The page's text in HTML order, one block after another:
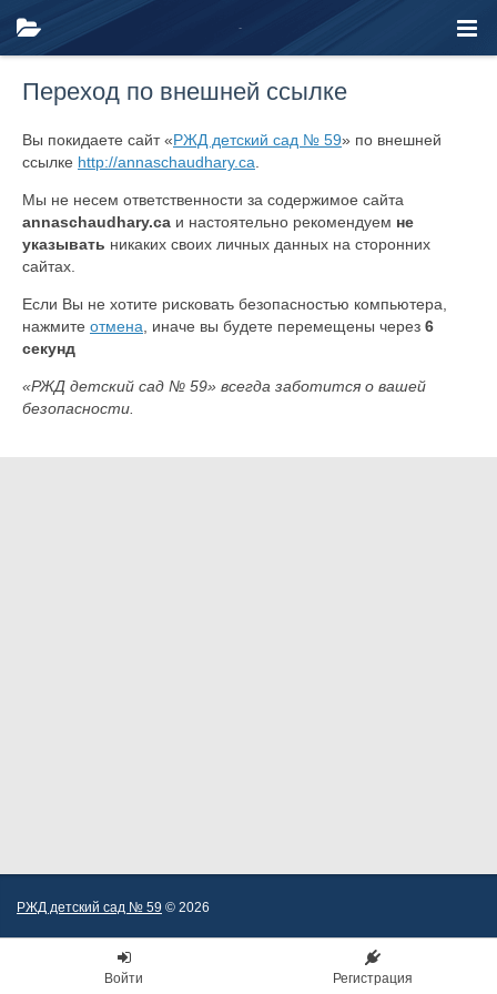
Переход по внешней ссылке
Вы покидаете сайт «РЖД детский сад № 59» по внешней
ссылке http://annaschaudhary.ca
Мы не несем ответственности за содержимое сайта
annaschaudhary.ca и настоятельно рекомендуем не
указывать никаких своих личных данных на сторонних
сайтах.
Если Вы не хотите рисковать безопасностью компьютера,
нажмите отмена , иначе вы будете перемещены через 6
секунд
«РЖД детский сад № 59» всегда заботится о вашей
безопасности.
РЖД детский сад № 59 © 2026
Войти Регистрация